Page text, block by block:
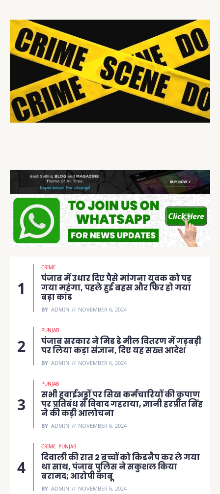
CRIME
पंजाब में उधार दिए पैसे मांगना युवक को पड़
गया महंगा, पहले हुई बहस और फिर हो गया
बड़ा कांड
BY ADMIN NOVEMBER 6, 2024
PUNJAB
पंजाब सरकार ने मिड डे मील वितरण में गड़बड़ी
पर लिया कड़ा संज्ञान, दिए यह सख्त आदेश
BY ADMIN NOVEMBER 6, 2024
PUNJAB
सभी हवाईअड्डों पर सिख कर्मचारियों की कृपाण
पर प्रतिबंध से विवाद गहराया, ज्ञानी हरप्रीत सिंह
ने की कड़ी आलोचना
BY ADMIN NOVEMBER 6, 2024
CRIME PUNJAB
दिवाली की रात 2 बच्चों को किडनैप कर ले गया
था साथ, पंजाब पुलिस ने सकुशल किया
बरामद; आरोपी काबू
BY ADMIN NOVEMBER 6, 2024